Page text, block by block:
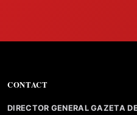
CONTACT
DIRECTOR GENERAL GAZETA